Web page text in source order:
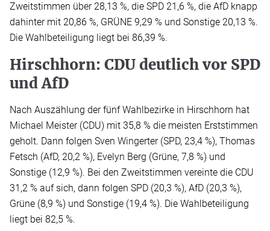
Zweitstimmen über 28,13 %, die SPD 21,6 %, die AfD knapp
dahinter mit 20,86 %, GRÜNE 9,29 % und Sonstige 20,13 %.
Die Wahlbeteiligung liegt bei 86,39 %.
Hirschhorn: CDU deutlich vor SPD
und AfD
Nach Auszählung der fünf Wahlbezirke in Hirschhorn hat
Michael Meister (CDU) mit 35,8 % die meisten Erststimmen
geholt. Dann folgen Sven Wingerter (SPD, 23,4 %), Thomas
Fetsch (AfD, 20,2 %), Evelyn Berg (Grüne, 7,8 %) und
Sonstige (12,9 %). Bei den Zweitstimmen vereinte die CDU
31,2 % auf sich, dann folgen SPD (20,3 %), AfD (20,3 %),
Grüne (8,9 %) und Sonstige (19,4 %). Die Wahlbeteiligung
liegt bei 82,5 %.